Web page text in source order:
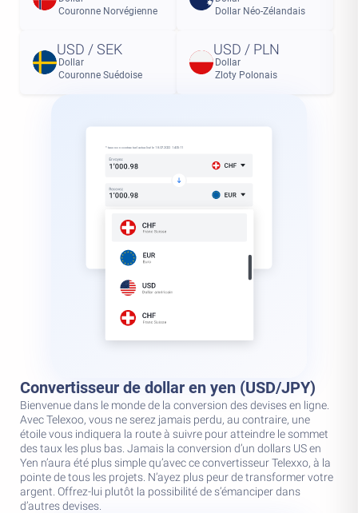
Couronne Norvégienne
Dollar Néo-Zélandais
USD / SEK
Dollar
Couronne Suédoise
USD / PLN
Dollar
Zloty Polonais
Convertisseur de dollar en yen (USD/JPY)
Bienvenue dans le monde de la conversion des devises en ligne.
Avec Telexoo, vous ne serez jamais perdu, au contraire, une
étoile vous indiquera la route à suivre pour atteindre le sommet
des taux les plus bas. Jamais la conversion d’un dollars US en
Yen n’aura été plus simple qu’avec ce convertisseur Telexxo, à la
pointe de tous les projets. N’ayez plus peur de transformer votre
argent. Offrez-lui plutôt la possibilité de s’émanciper dans
d’autres devises.